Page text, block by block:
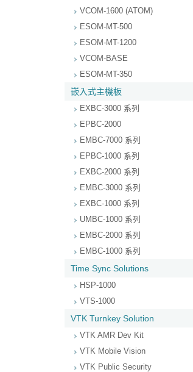
VCOM-1600 (ATOM)
ESOM-MT-500
ESOM-MT-1200
VCOM-BASE
ESOM-MT-350
嵌入式主機板
EXBC-3000 系列
EPBC-2000
EMBC-7000 系列
EPBC-1000 系列
EXBC-2000 系列
EMBC-3000 系列
EXBC-1000 系列
UMBC-1000 系列
EMBC-2000 系列
EMBC-1000 系列
Time Sync Solutions
HSP-1000
VTS-1000
VTK Turnkey Solution
VTK AMR Dev Kit
VTK Mobile Vision
VTK Public Security